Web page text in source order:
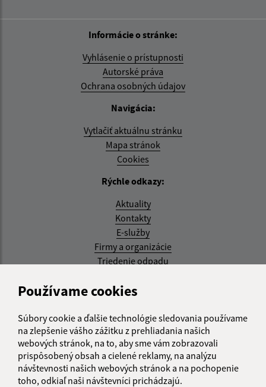
Používame cookies
Súbory cookie a ďalšie technológie sledovania používame
na zlepšenie vášho zážitku z prehliadania našich
webových stránok, na to, aby sme vám zobrazovali
prispôsobený obsah a cielené reklamy, na analýzu
návštevnosti našich webových stránok a na pochopenie
toho, odkiaľ naši návštevníci prichádzajú.
Informácie o stránke:
Vyhlásenie o prístupnosti
Autorské práva
Ochrana osobných údajov
Navigácia:
Vytlačiť aktuálnu stránku
Mapa stránok
Cookies
Rýchle odkazy:
Aktuality
Kontakty
E-služby
Firmy a organizácie
Triedenie odpadu
Aktualizované:
RSS
Správca obsahu:
Správca obsahu je Obec Kysak.